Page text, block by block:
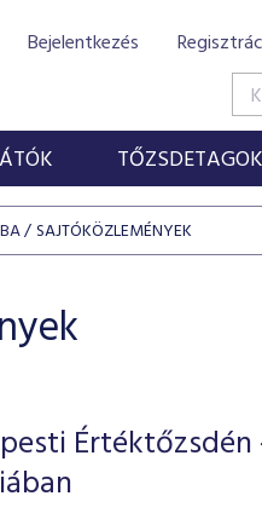
Bejelentkezés
TŐZSDETAGOK
SAJTÓKÖZLEMÉNYEK